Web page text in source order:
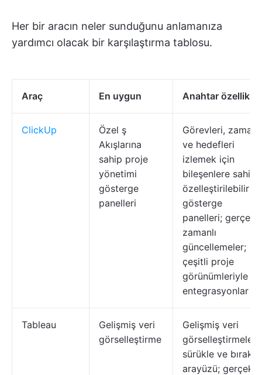
Her bir aracın neler sunduğunu anlamanıza
yardımcı olacak bir karşılaştırma tablosu.
Araç En uygun Anahtar özellikler
ClickUp
Özel ş
Akışlarına
sahip proje
yönetimi
gösterge
panelleri
Görevleri, zamanı
ve hedefleri
izlemek için
bileşenlere sahip
özelleştirilebilir
gösterge
panelleri; gerçek
zamanlı
güncellemeler;
çeşitli proje
görünümleriyle
entegrasyonlar
Tableau
Gelişmiş veri
görselleştirme
Gelişmiş veri
görselleştirmeleri;
sürükle ve bırak
arayüzü; gerçek